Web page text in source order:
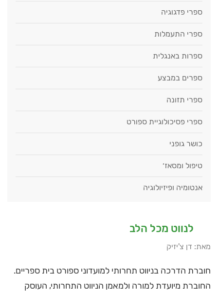
ספרי פדגוגיה
ספרי התעמלות
ספרות באנגלית
ספרים במבצע
ספרי תזונה
ספרי פסיכולוגיית ספורט
כושר גופני
טיפול ומסאז׳
אנטומיה ופיזיולוגיה
לנווט מכל הלב
מאת: דן צ'יזיק
חוברת הדרכה בניווט תחרותי למועדוני ספורט בית ספריים.
החוברת מיועדת למורה ולמאמן הניווט התחרותי, העוסק